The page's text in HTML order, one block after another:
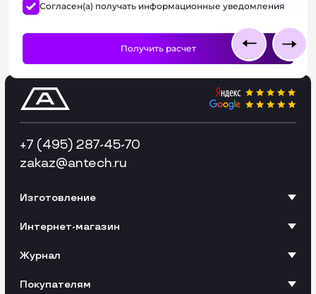
Согласен(а) получать информационные уведомления
+7 (495) 287-45-70
zakaz@antech.ru
Изготовление
Интернет-магазин
Журнал
Покупателям